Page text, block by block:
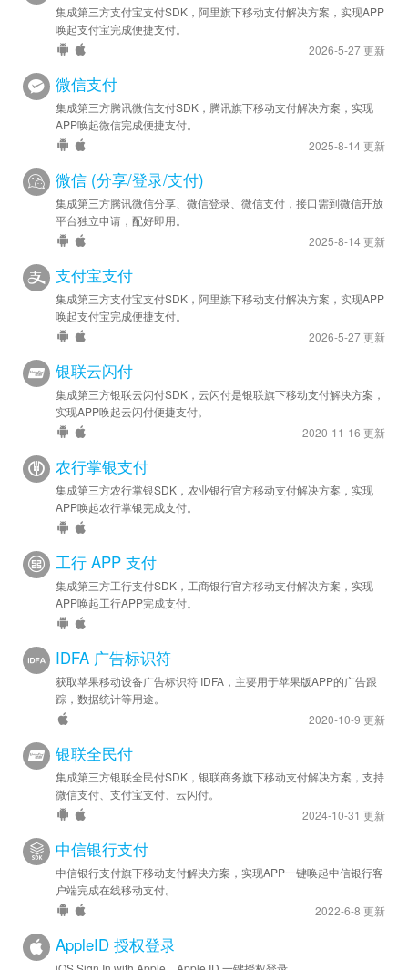
集成第三方支付宝支付SDK，阿里旗下移动支付解决方案，实现APP
唤起支付宝完成便捷支付。
2026-5-27 更新
微信支付
集成第三方腾讯微信支付SDK，腾讯旗下移动支付解决方案，实现
APP唤起微信完成便捷支付。
2025-8-14 更新
微信 (分享/登录/支付)
集成第三方腾讯微信分享、微信登录、微信支付，接口需到微信开放
平台独立申请，配好即用。
2025-8-14 更新
支付宝支付
集成第三方支付宝支付SDK，阿里旗下移动支付解决方案，实现APP
唤起支付宝完成便捷支付。
2026-5-27 更新
银联云闪付
集成第三方银联云闪付SDK，云闪付是银联旗下移动支付解决方案，
实现APP唤起云闪付便捷支付。
2020-11-16 更新
农行掌银支付
集成第三方农行掌银SDK，农业银行官方移动支付解决方案，实现
APP唤起农行掌银完成支付。
工行 APP 支付
集成第三方工行支付SDK，工商银行官方移动支付解决方案，实现
APP唤起工行APP完成支付。
IDFA 广告标识符
获取苹果移动设备广告标识符 IDFA，主要用于苹果版APP的广告跟
踪，数据统计等用途。
2020-10-9 更新
银联全民付
集成第三方银联全民付SDK，银联商务旗下移动支付解决方案，支持
微信支付、支付宝支付、云闪付。
2024-10-31 更新
中信银行支付
中信银行支付旗下移动支付解决方案，实现APP一键唤起中信银行客
户端完成在线移动支付。
2022-6-8 更新
AppleID 授权登录